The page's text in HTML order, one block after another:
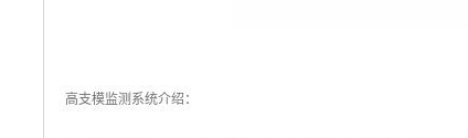
高支模监测系统介绍：